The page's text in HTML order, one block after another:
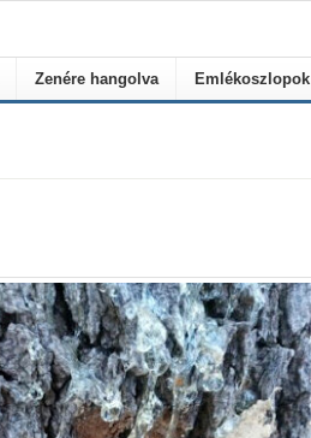
Zenére hangolva Emlékoszlopok